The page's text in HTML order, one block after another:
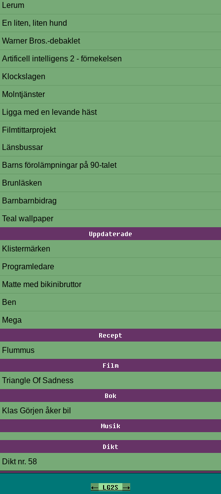
Lerum
En liten, liten hund
Warner Bros.-debaklet
Artificell intelligens 2 - förnekelsen
Klockslagen
Molntjänster
Ligga med en levande häst
Filmtittarprojekt
Länsbussar
Barns förolämpningar på 90-talet
Brunläsken
Barnbarnbidrag
Teal wallpaper
Uppdaterade
Klistermärken
Programledare
Matte med bikinibruttor
Ben
Mega
Recept
Flummus
Film
Triangle Of Sadness
Bok
Klas Görjen åker bil
Musik
Dikt
Dikt nr. 58
<- LG2S ->